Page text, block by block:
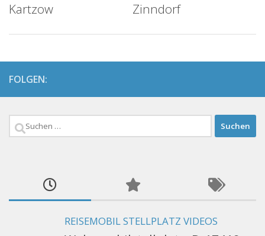
Kartzow
Zinndorf
FOLGEN:
Suchen
REISEMOBIL STELLPLATZ VIDEOS